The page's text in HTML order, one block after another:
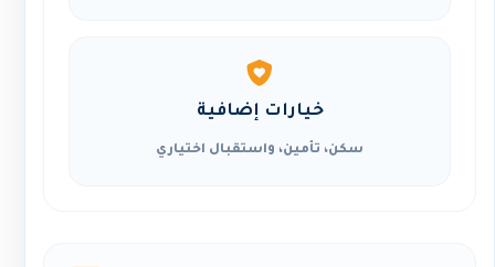
خيارات إضافية
سكن، تأمين، واستقبال اختياري